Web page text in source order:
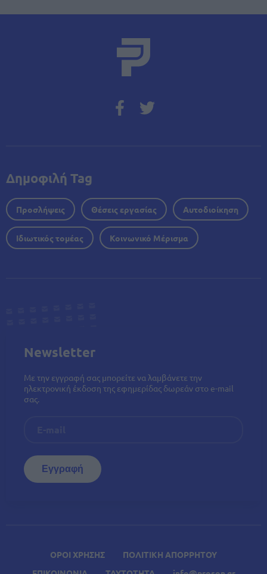
ΟΡΟΙ ΧΡΗΣΗΣ
ΠΟΛΙΤΙΚΗ ΑΠΟΡΡΗΤΟΥ
Δημοφιλή Tag
Προσλήψεις Θέσεις εργασίας Αυτοδιοίκηση
Ιδιωτικός τομέας Κοινωνικό Μέρισμα
Newsletter
Με την εγγραφή σας μπορείτε να λαμβάνετε την
ηλεκτρονική έκδοση της εφημερίδας δωρεάν στο e-mail
σας.